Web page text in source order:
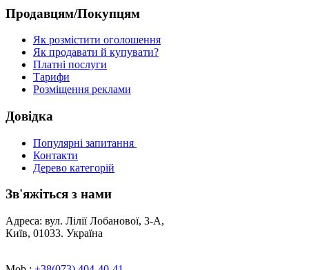
Продавцям/Покупцям
Як розмістити оголошення
Як продавати й купувати?
Платні послуги
Тарифи
Розміщення реклами
Довідка
Популярні запитання
Контакти
Дерево категорій
Зв'яжіться з нами
Адреса: вул. Лілії Лобанової, 3-А,
Київ, 01033. Україна